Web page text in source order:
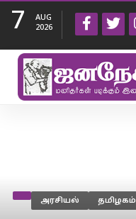
7
AUG
2026
அரசியல் தமிழகம்